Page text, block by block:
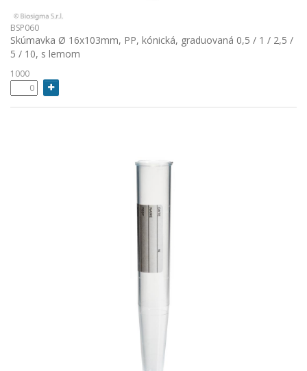
BSP060
Skúmavka Ø 16x103mm, PP, kónická, graduovaná 0,5 / 1 / 2,5 /
5 / 10, s lemom
1000